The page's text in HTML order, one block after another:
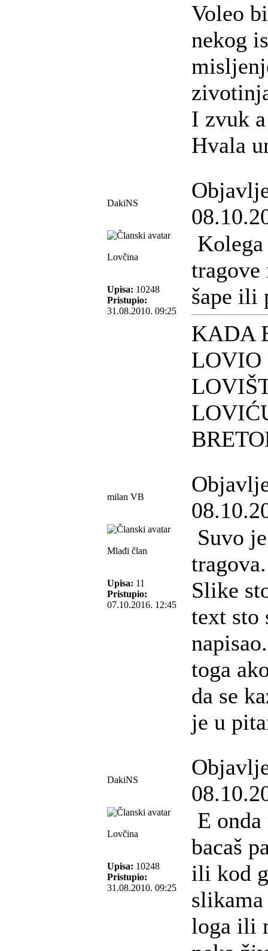
Voleo
nekog
I zvuk
Hvala
DakiNS
Lovčina
Upisa: 10248
Pristupio:
31.08.2010. 09:25
tragove
šape ili
KADA
LOVIO
milan VB
Mlađi član
Upisa: 11
Pristupio:
07.10.2016. 12:45
Suvo
tragova.
Slike
text sto
toga
da se
je u
DakiNS
Lovčina
Upisa: 10248
Pristupio:
31.08.2010. 09:25
E onda
bacaš
ili kod
loga ili